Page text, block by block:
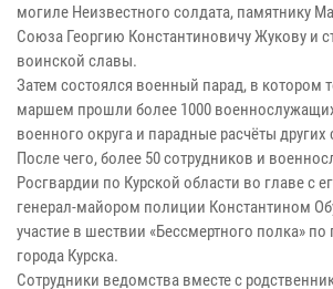
могиле Неизвестного солдата, памятнику
Союза Георгию Константиновичу Жукову и
воинской славы.
Затем состоялся военный парад, в котором
маршем прошли более 1000
военного округа и парадные расчёты
После чего, более 50 сотрудников и
Росгвардии по Курской области во главе с
генерал-майором полиции Константином
участие в шествии «Бессмертного полка»
города Курска.
Сотрудники ведомства вместе с